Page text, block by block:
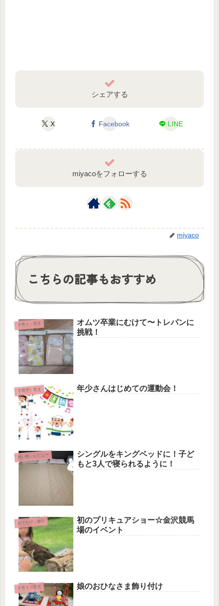
シェアする
X Facebook LINE
miyacoをフォローする
miyaco
こちらの記事もおすすめ
子育て・育児
オムツ卒業にむけて〜トレパンに
挑戦！
子育て・育児 年少さんはじめての運動会！
買い物・レビュー
シングルをキングベッドに！子ど
もと3人で寝られるように！
おでかけ・旅行
初のプリキュアショー☆金沢競馬
場のイベント
子育て・育児 娘のおひなさま飾り付け